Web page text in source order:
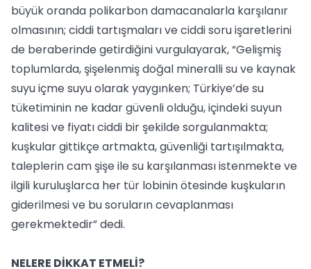
büyük oranda polikarbon damacanalarla karşılanır
olmasının; ciddi tartışmaları ve ciddi soru işaretlerini
de beraberinde getirdiğini vurgulayarak, “Gelişmiş
toplumlarda, şişelenmiş doğal mineralli su ve kaynak
suyu içme suyu olarak yaygınken; Türkiye’de su
tüketiminin ne kadar güvenli olduğu, içindeki suyun
kalitesi ve fiyatı ciddi bir şekilde sorgulanmakta;
kuşkular gittikçe artmakta, güvenliği tartışılmakta,
taleplerin cam şişe ile su karşılanması istenmekte ve
ilgili kuruluşlarca her tür lobinin ötesinde kuşkuların
giderilmesi ve bu soruların cevaplanması
gerekmektedir” dedi.
NELERE DİKKAT ETMELİ?